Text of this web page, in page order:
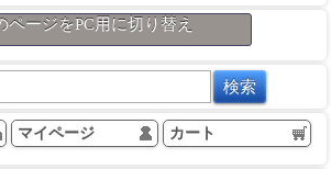
ページをPC用に切り替え
マイページ カート